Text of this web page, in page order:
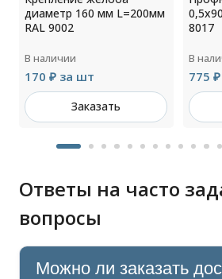
диаметр 160 мм L=200мм
RAL 9002
В наличии
170 ₽ за шт
Заказать
8017
В
775
Ответы на часто
вопросы
Можно ли заказать